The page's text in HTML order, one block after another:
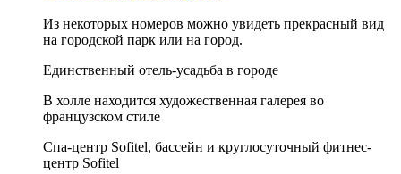
Из некоторых номеров можно увидеть прекрасный вид
на городской парк или на город.
Единственный отель-усадьба в городе
В холле находится художественная галерея во
французском стиле
Спа-центр Sofitel, бассейн и круглосуточный фитнес-
центр Sofitel